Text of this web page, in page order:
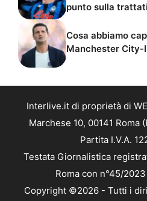
punto sulla
Cosa abbiamo
Manchester City-
Interlive.it di proprietà di
Marchese 10, 00141 Roma
Partita I.V.A.
Testata Giornalistica
Roma con n°45/
Copyright ©2026 - Tutti i